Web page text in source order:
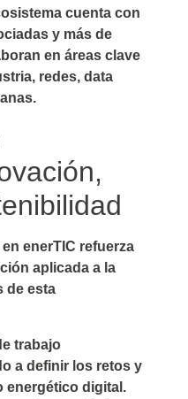
cuenta con
y más de
en áreas clave
redes, data
enerTIC refuerza
aplicada a la
de esta
trabajo
a definir los retos y
energético digital.